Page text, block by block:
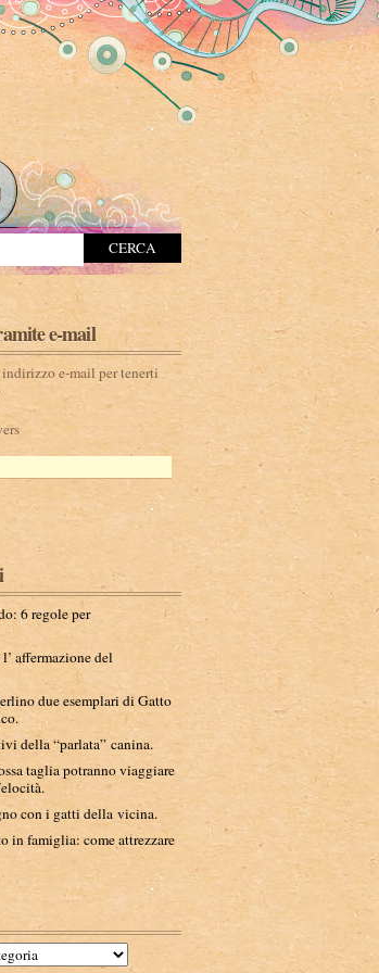
e-mail
e-mail per tenerti
6 regole per
affermazione del
due esemplari di Gatto
della “parlata” canina.
taglia potranno viaggiare
con i gatti della vicina.
in famiglia: come attrezzare